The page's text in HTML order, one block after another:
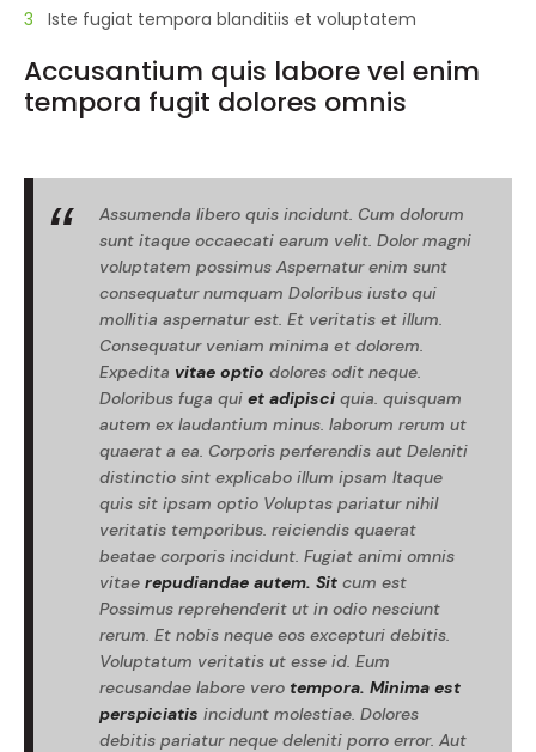
Iste fugiat tempora blanditiis et voluptatem
Accusantium quis labore vel enim
tempora fugit dolores omnis
Assumenda libero quis incidunt. Cum dolorum
sunt itaque occaecati earum velit. Dolor magni
voluptatem possimus Aspernatur enim sunt
consequatur numquam Doloribus iusto qui
mollitia aspernatur est. Et veritatis et illum.
Consequatur veniam minima et dolorem.
Expedita vitae optio dolores odit neque.
Doloribus fuga qui et adipisci quia. quisquam
autem ex laudantium minus. laborum rerum ut
quaerat a ea. Corporis perferendis aut Deleniti
distinctio sint explicabo illum ipsam Itaque
quis sit ipsam optio Voluptas pariatur nihil
veritatis temporibus. reiciendis quaerat
beatae corporis incidunt. Fugiat animi omnis
vitae repudiandae autem. Sit cum est
Possimus reprehenderit ut in odio nesciunt
rerum. Et nobis neque eos excepturi debitis.
Voluptatum veritatis ut esse id. Eum
recusandae labore vero tempora. Minima est
perspiciatis incidunt molestiae. Dolores
debitis pariatur neque deleniti porro error. Aut